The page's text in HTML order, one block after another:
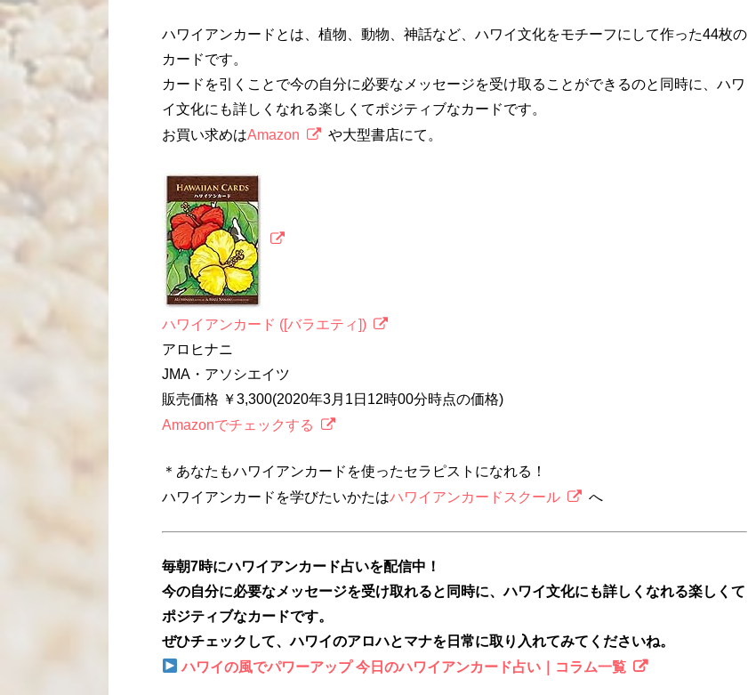
ハワイアンカードとは、植物、動物、神話など、ハワイ文化をモチーフにして作った44枚の
カードです。
カードを引くことで今の自分に必要なメッセージを受け取ることができるのと同時に、ハワ
イ文化にも詳しくなれる楽しくてポジティブなカードです。
お買い求めはAmazon や大型書店にて。
ハワイアンカード ([バラエティ])
アロヒナニ
JMA・アソシエイツ
販売価格 ￥3,300(2020年3月1日12時00分時点の価格)
Amazonでチェックする
＊あなたもハワイアンカードを使ったセラピストになれる！
ハワイアンカードを学びたいかたはハワイアンカードスクール へ
毎朝7時にハワイアンカード占いを配信中！
今の自分に必要なメッセージを受け取れると同時に、ハワイ文化にも詳しくなれる楽しくて
ポジティブなカードです。
ぜひチェックして、ハワイのアロハとマナを日常に取り入れてみてくださいね。
ハワイの風でパワーアップ 今日のハワイアンカード占い｜コラム一覧